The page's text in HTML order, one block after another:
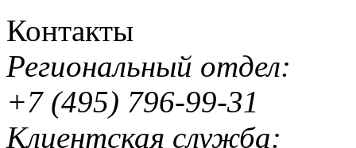
Контакты
Региональный отдел:
+7 (495) 796-99-31
Клиентская служба: